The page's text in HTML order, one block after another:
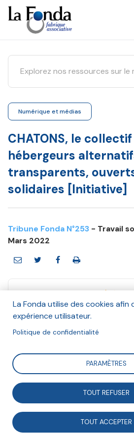
Aller
au
contenu
principal
Numérique et médias
CHATONS, le
hébergeurs
transparents,
solidaires [Initiative]
Tribune Fonda N°253 - Travail
Mars 2022
transparents,
solidaires
Et Hannah
Mars 2022
La Fonda utilise des cookies afin
expérience utilisateur.
Politique de confidentialité
PARAMÈTRES
TOUT REFUSER
TOUT ACCEPTER